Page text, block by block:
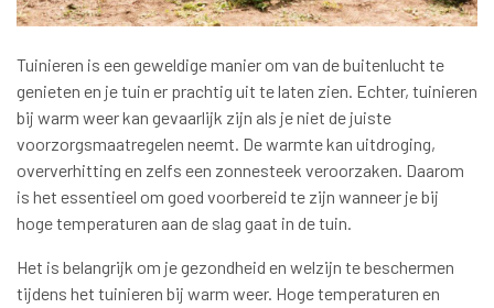
Tuinieren is een geweldige manier om van de buitenlucht te
genieten en je tuin er prachtig uit te laten zien. Echter, tuinieren
bij warm weer kan gevaarlijk zijn als je niet de juiste
voorzorgsmaatregelen neemt. De warmte kan uitdroging,
oververhitting en zelfs een zonnesteek veroorzaken. Daarom
is het essentieel om goed voorbereid te zijn wanneer je bij
hoge temperaturen aan de slag gaat in de tuin.
Het is belangrijk om je gezondheid en welzijn te beschermen
tijdens het tuinieren bij warm weer. Hoge temperaturen en